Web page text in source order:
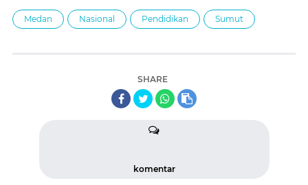
Medan Nasional Pendidikan Sumut
SHARE
komentar